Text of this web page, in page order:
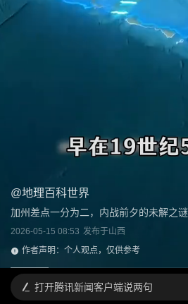
@地理百科世界
加州差点一分为二，内战前夕的未解之谜
2026-05-15 08:53 发布于山西
作者声明：个人观点，仅供参考
打开腾讯新闻客户端说两句